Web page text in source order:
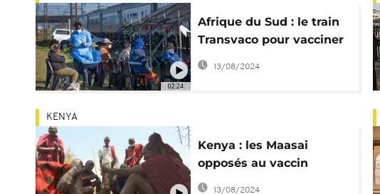
02:24
Afrique du Sud : le train
Transvaco pour vacciner
contre la Covid-19
13/08/2024
KENYA
Kenya : les Maasai
opposés au vaccin
contre la Covid-19
13/08/2024